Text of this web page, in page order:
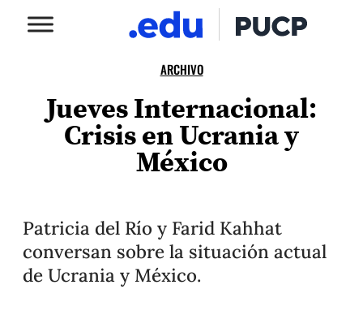
ARCHIVO
Jueves Internacional:
Crisis en Ucrania y
México
Patricia del Río y Farid Kahhat
conversan sobre la situación actual
de Ucrania y México.